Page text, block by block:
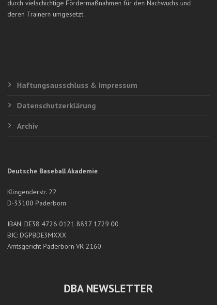
durch vielschichtige Fördermaßnahmen für den Nachwuchs und
deren Trainern umgesetzt.
Haftungsausschluss & Impressum
Datenschutzerklärung
Archiv
Deutsche Baseball Akademie
Klingenderstr. 22
D-33100 Paderborn
IBAN: DE38 4726 0121 8837 1729 00
BIC: DGPBDE3MXXX
Amtsgericht Paderborn VR 2160
DBA NEWSLETTER